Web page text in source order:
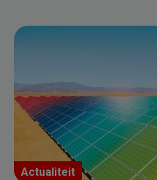
Actualiteit